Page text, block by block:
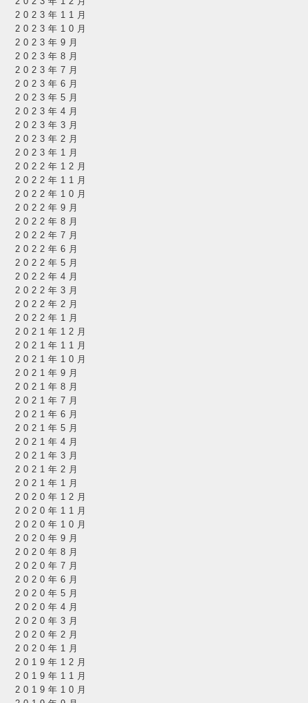
2023年11月
2023年10月
2023年9月
2023年8月
2023年7月
2023年6月
2023年5月
2023年4月
2023年3月
2023年2月
2023年1月
2022年12月
2022年11月
2022年10月
2022年9月
2022年8月
2022年7月
2022年6月
2022年5月
2022年4月
2022年3月
2022年2月
2022年1月
2021年12月
2021年11月
2021年10月
2021年9月
2021年8月
2021年7月
2021年6月
2021年5月
2021年4月
2021年3月
2021年2月
2021年1月
2020年12月
2020年11月
2020年10月
2020年9月
2020年8月
2020年7月
2020年6月
2020年5月
2020年4月
2020年3月
2020年2月
2020年1月
2019年12月
2019年11月
2019年10月